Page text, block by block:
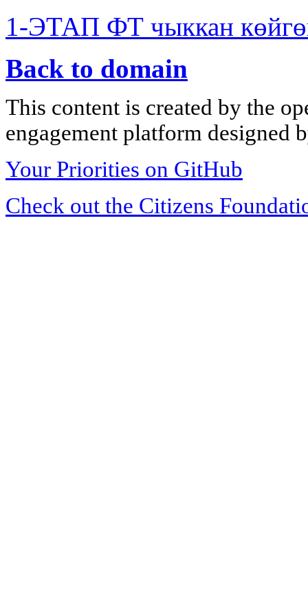
1-ЭТАП ФТ чыккан
Back to domain
This content is created by the
engagement platform designed
Your Priorities on GitHub
Check out the Citizens